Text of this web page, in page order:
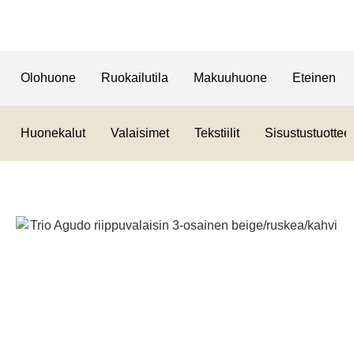
Olohuone Ruokailutila Makuuhuone Eteinen
Huonekalut Valaisimet Tekstiilit Sisustustuotteet